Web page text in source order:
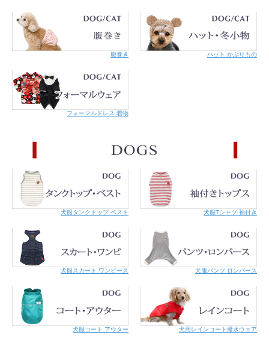
・左：バグガードマナーベルト
・フェイスカバー
・バグガードクールネックバンダ
・バグガードスヌード
・バグガードスーツ
腹巻き ハット かぶりもの
フォーマルドレス 着物
犬服タンクトップ ベスト 犬服Tシャツ 袖付き
犬服スカート ワンピース 犬服パンツ ロンパース
犬服コート アウター 犬用レインコート撥水ウェア